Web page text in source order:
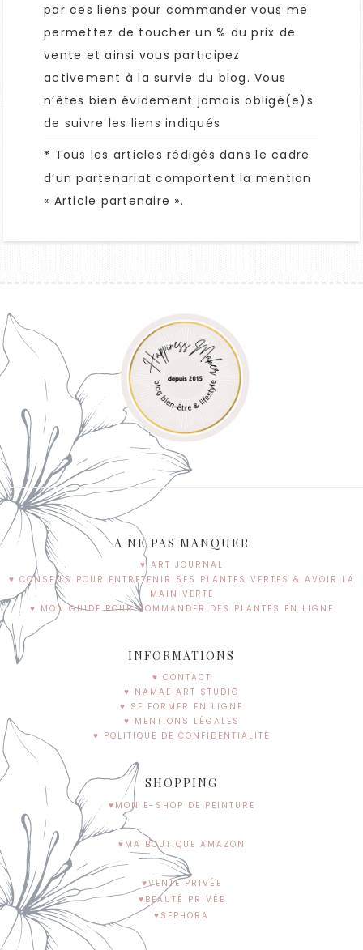
par ces liens pour commander vous me
permettez de toucher un % du prix de
vente et ainsi vous participez
activement à la survie du blog. Vous
n’êtes bien évidement jamais obligé(e)s
de suivre les liens indiqués
* Tous les articles rédigés dans le cadre
d’un partenariat comportent la mention
« Article partenaire ».
A NE PAS MANQUER
♥ ART JOURNAL
♥ CONSEILS POUR ENTRETENIR SES PLANTES VERTES & AVOIR LA
MAIN VERTE
♥ MON GUIDE POUR COMMANDER DES PLANTES EN LIGNE
INFORMATIONS
♥ CONTACT
♥ NAMAË ART STUDIO
♥ SE FORMER EN LIGNE
♥ MENTIONS LÉGALES
♥ POLITIQUE DE CONFIDENTIALITÉ
SHOPPING
♥MON E-SHOP DE PEINTURE
♥MA BOUTIQUE AMAZON
♥VENTE PRIVÉE
♥BEAUTÉ PRIVÉE
♥SEPHORA